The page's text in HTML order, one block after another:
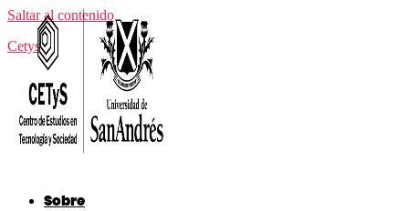
Saltar al contenido
Cetys
Sobre